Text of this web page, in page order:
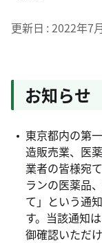
更新日 2022年7
お知らせ
東京都内の第
造販売業、医
業者の皆様宛
ランの医薬品
て」という通
す。当該通知
御確認いただけ